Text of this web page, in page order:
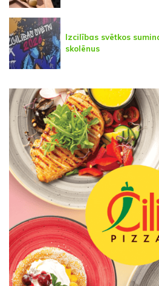
Izcilības svētkos
skolēnus